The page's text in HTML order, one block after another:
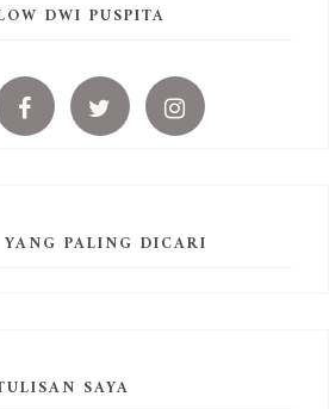
DWI PUSPITA
PALING DICARI
SAYA